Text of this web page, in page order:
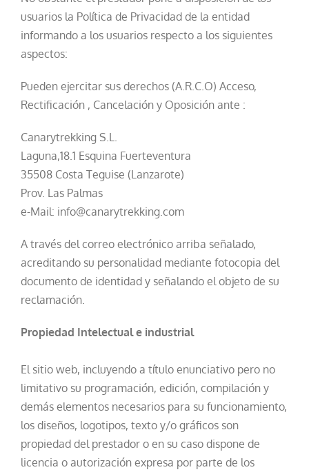
usuarios la Política de Privacidad de la entidad
informando a los usuarios respecto a los siguientes
aspectos:
Pueden ejercitar sus derechos (A.R.C.O) Acceso,
Rectificación , Cancelación y Oposición ante :
Canarytrekking S.L.
Laguna,18.1 Esquina Fuerteventura
35508 Costa Teguise (Lanzarote)
Prov. Las Palmas
e-Mail: info@canarytrekking.com
A través del correo electrónico arriba señalado,
acreditando su personalidad mediante fotocopia del
documento de identidad y señalando el objeto de su
reclamación.
Propiedad Intelectual e industrial
El sitio web, incluyendo a título enunciativo pero no
limitativo su programación, edición, compilación y
demás elementos necesarios para su funcionamiento,
los diseños, logotipos, texto y/o gráficos son
propiedad del prestador o en su caso dispone de
licencia o autorización expresa por parte de los